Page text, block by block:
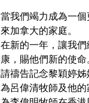
當我們竭力成為一
來加拿大的家庭。
在新的一年，讓我
康，賜他們新的使命
請禱告記念黎穎婷
為呂偉清牧師及他